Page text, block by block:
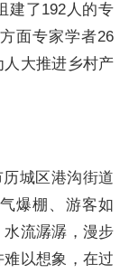
建了192人的专
面专家学者26
人大推进乡村产
城区港沟街道
爆棚、游客如
流潺潺，漫步
以想象，在过